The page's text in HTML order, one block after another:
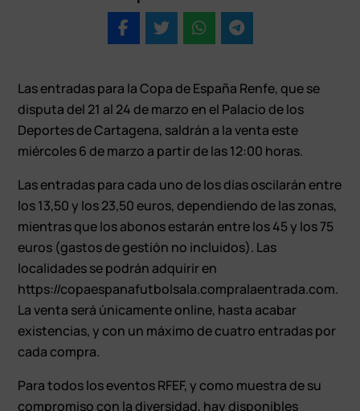
Las entradas para la Copa de España Renfe, que se
disputa del 21 al 24 de marzo en el Palacio de los
Deportes de Cartagena, saldrán a la venta este
miércoles 6 de marzo a partir de las 12:00 horas.
Las entradas para cada uno de los días oscilarán entre
los 13,50 y los 23,50 euros, dependiendo de las zonas,
mientras que los abonos estarán entre los 45 y los 75
euros (gastos de gestión no incluidos). Las
localidades se podrán adquirir en
https://copaespanafutbolsala.compralaentrada.com.
La venta será únicamente online, hasta acabar
existencias, y con un máximo de cuatro entradas por
cada compra.
Para todos los eventos RFEF, y como muestra de su
compromiso con la diversidad, hay disponibles